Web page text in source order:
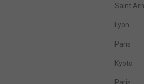
Saint
Lyon
Paris
Kyoto